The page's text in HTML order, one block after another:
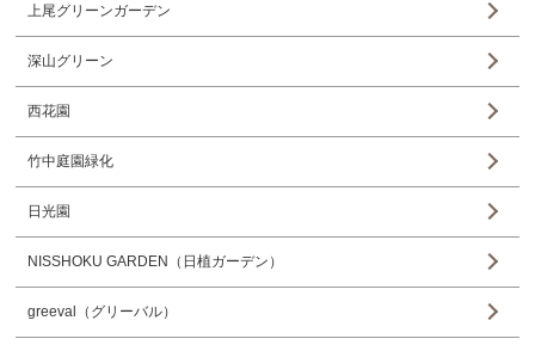
上尾グリーンガーデン
深山グリーン
西花園
竹中庭園緑化
日光園
NISSHOKU GARDEN（日植ガーデン）
greeval（グリーバル）